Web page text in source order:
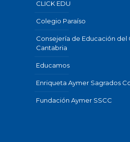
CLICK EDU
Colegio Paraíso
Consejería de Educación del
Cantabria
Educamos
Enriqueta Aymer Sagrados
Fundación Aymer SSCC